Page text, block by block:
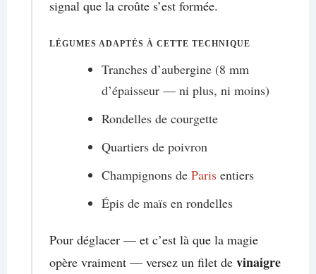
signal que la croûte s’est formée.
LÉGUMES ADAPTÉS À CETTE TECHNIQUE
Tranches d’aubergine (8 mm
d’épaisseur — ni plus, ni moins)
Rondelles de courgette
Quartiers de poivron
Champignons de Parisentiers
Épis de maïs en rondelles
Pour déglacer — et c’est là que la magie
opère vraiment — versez un filet de vinaigre